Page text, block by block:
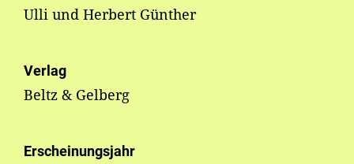
Ulli und Herbert Günther
Verlag
Beltz & Gelberg
Erscheinungsjahr